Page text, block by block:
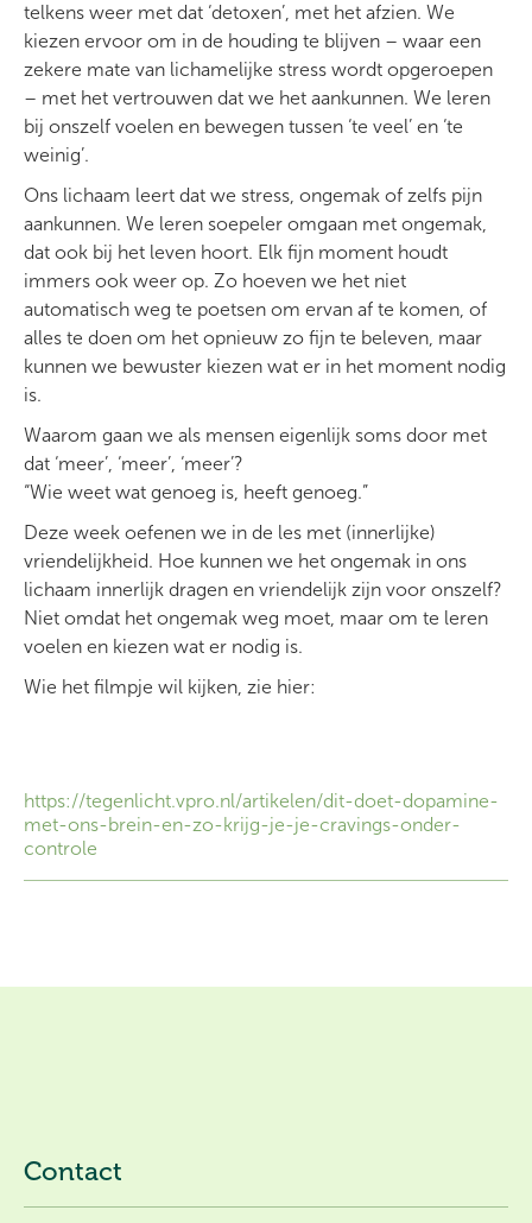
telkens weer met dat ‘detoxen’, met het afzien. We
kiezen ervoor om in de houding te blijven – waar een
zekere mate van lichamelijke stress wordt opgeroepen
– met het vertrouwen dat we het aankunnen. We leren
bij onszelf voelen en bewegen tussen ‘te veel’ en ‘te
weinig’.
Ons lichaam leert dat we stress, ongemak of zelfs pijn
aankunnen. We leren soepeler omgaan met ongemak,
dat ook bij het leven hoort. Elk fijn moment houdt
immers ook weer op. Zo hoeven we het niet
automatisch weg te poetsen om ervan af te komen, of
alles te doen om het opnieuw zo fijn te beleven, maar
kunnen we bewuster kiezen wat er in het moment nodig
is.
Waarom gaan we als mensen eigenlijk soms door met
dat ‘meer’, ‘meer’, ‘meer’?
“Wie weet wat genoeg is, heeft genoeg.”
Deze week oefenen we in de les met (innerlijke)
vriendelijkheid. Hoe kunnen we het ongemak in ons
lichaam innerlijk dragen en vriendelijk zijn voor onszelf?
Niet omdat het ongemak weg moet, maar om te leren
voelen en kiezen wat er nodig is.
Wie het filmpje wil kijken, zie hier:
https://tegenlicht.vpro.nl/artikelen/dit-doet-dopamine-
met-ons-brein-en-zo-krijg-je-je-cravings-onder-
controle
Contact